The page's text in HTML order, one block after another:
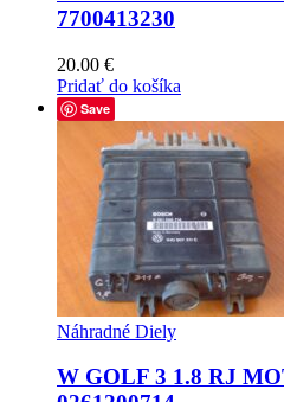
7700413230
20.00 €
Pridať do košíka
Save
Náhradné Diely
W GOLF 3 1.8 RJ